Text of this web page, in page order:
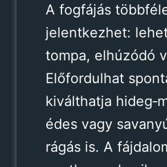
A fogfájás
jelentkezhet:
tompa, elhúzódó
Előfordulhat
kiválthatja
édes vagy
rágás is. A